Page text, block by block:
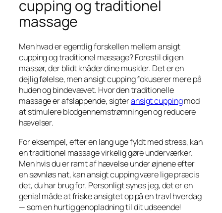
cupping og traditionel
massage
Men hvad er egentlig forskellen mellem ansigt
cupping og traditionel massage? Forestil dig en
massør, der blidt knåder dine muskler. Det er en
dejlig følelse, men ansigt cupping fokuserer mere på
huden og bindevævet. Hvor den traditionelle
massage er afslappende, sigteransigt cuppingmod
at stimulere blodgennemstrømningen og reducere
hævelser.
For eksempel, efter en lang uge fyldt med stress, kan
en traditionel massage virkelig gøre underværker.
Men hvis du er ramt af hævelse under øjnene efter
en søvnløs nat, kan ansigt cupping være lige præcis
det, du har brug for. Personligt synes jeg, det er en
genial måde at friske ansigtet op på en travl hverdag
— som en hurtig genopladning til dit udseende!